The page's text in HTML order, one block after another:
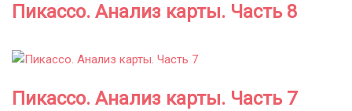
Пикассо. Анализ карты. Часть 8
Пикассо. Анализ карты. Часть 7